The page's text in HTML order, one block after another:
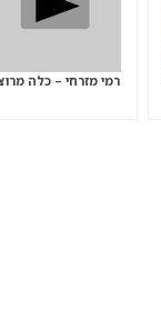
רמי מזרחי – כלה